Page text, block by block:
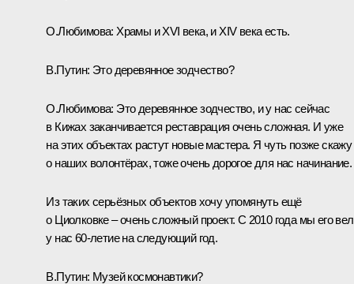
О.Любимова: Храмы и XVI века, и XIV века есть.
В.Путин: Это деревянное зодчество?
О.Любимова: Это деревянное зодчество, и у нас сейчас
в Кижах заканчивается реставрация очень сложная. И уже
на этих объектах растут новые мастера. Я чуть позже скажу
о наших волонтёрах, тоже очень дорогое для нас начинание.
Из таких серьёзных объектов хочу упомянуть ещё
о Циолковке – очень сложный проект. С 2010 года мы его
у нас 60-летие на следующий год.
В.Путин: Музей космонавтики?